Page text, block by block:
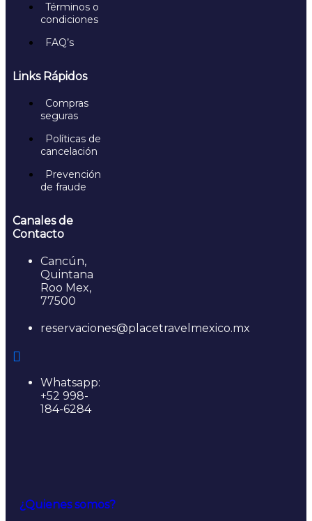
Términos o
condiciones
FAQ’s
Links Rápidos
Compras
seguras
Políticas de
cancelación
Prevención
de fraude
Canales de
Contacto
Cancún,
Quintana
Roo Mex,
77500
reservaciones@placetravelmexico.mx
Whatsapp:
+52 998-
184-6284
¿Quienes somos?